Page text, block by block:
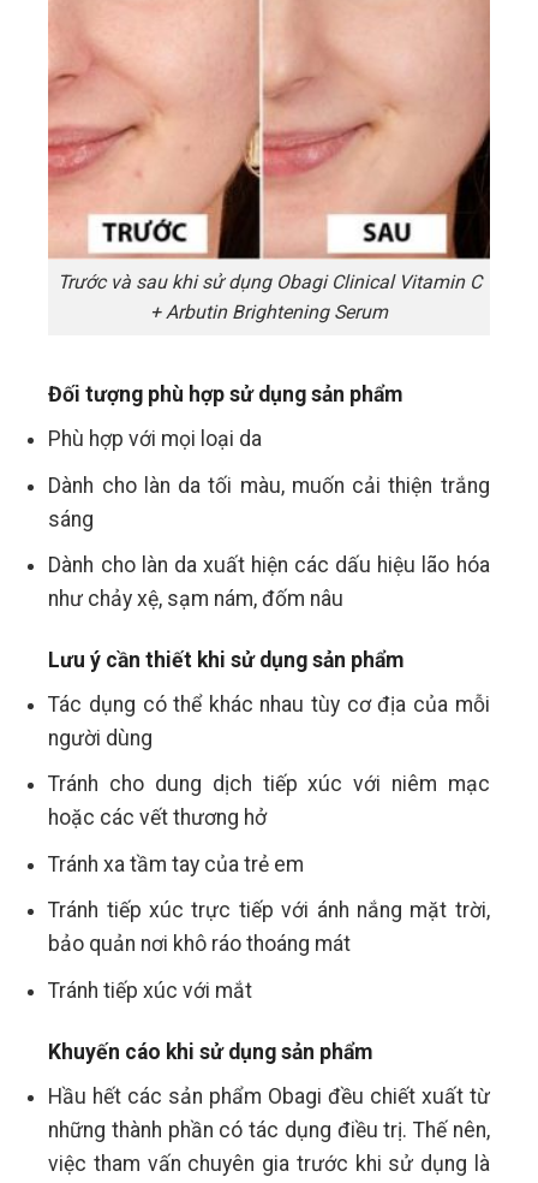
Trước và sau khi sử dụng Obagi Clinical Vitamin C
+ Arbutin Brightening Serum
Đối tượng phù hợp sử dụng sản phẩm
Phù hợp với mọi loại da
Dành cho làn da tối màu, muốn cải thiện trắng
sáng
Dành cho làn da xuất hiện các dấu hiệu lão hóa
như chảy xệ, sạm nám, đốm nâu
Lưu ý cần thiết khi sử dụng sản phẩm
Tác dụng có thể khác nhau tùy cơ địa của mỗi
người dùng
Tránh cho dung dịch tiếp xúc với niêm mạc
hoặc các vết thương hở
Tránh xa tầm tay của trẻ em
Tránh tiếp xúc trực tiếp với ánh nắng mặt trời,
bảo quản nơi khô ráo thoáng mát
Tránh tiếp xúc với mắt
Khuyến cáo khi sử dụng sản phẩm
Hầu hết các sản phẩm Obagi đều chiết xuất từ
những thành phần có tác dụng điều trị. Thế nên,
việc tham vấn chuyên gia trước khi sử dụng là